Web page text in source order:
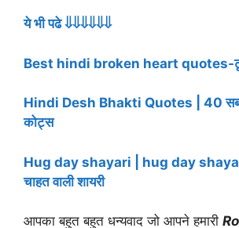
ये भी पढे ⇓⇓⇓⇓⇓⇓
Best hindi broken heart quotes-
Hindi Desh Bhakti Quotes | 40
कोट्स
Hug day shayari | hug day
चाहत वाली शायरी
आपका बहुत बहुत धन्यवाद जो आपने हमारी